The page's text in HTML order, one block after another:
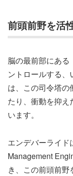
前頭前野を活
脳の最前部にある
ントロールする
は、この司令塔の
たり、衝動を抑え
います。
エンデバーライド
Management
き、この前頭前